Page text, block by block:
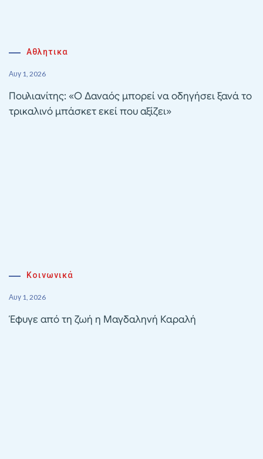
Αθλητικα
Αυγ 1, 2026
Πουλιανίτης: «Ο Δαναός μπορεί να οδηγήσει ξανά το
τρικαλινό μπάσκετ εκεί που αξίζει»
Κοινωνικά
Αυγ 1, 2026
Έφυγε από τη ζωή η Μαγδαληνή Καραλή